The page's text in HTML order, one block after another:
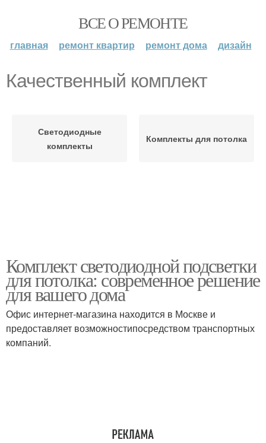
ВСЕ О РЕМОНТЕ
главная ремонт квартир ремонт дома дизайн
Качественный комплект
Светодиодные
комплекты
Комплекты для потолка
Комплект светодиодной подсветки
для потолка: современное решение
для вашего дома
Офис интернет-магазина находится в Москве и
предоставляет возможностипосредством транспортных
компаний.